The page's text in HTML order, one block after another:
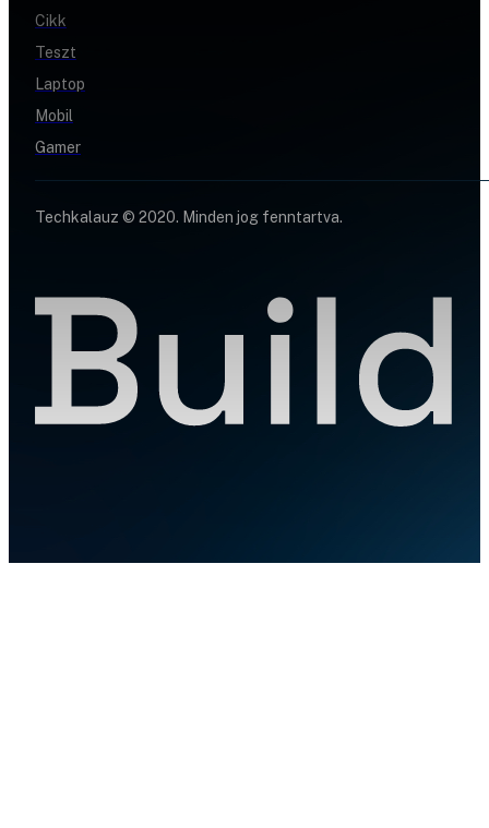
Cikk
Teszt
Laptop
Mobil
Gamer
Techkalauz © 2020. Minden jog fenntartva.